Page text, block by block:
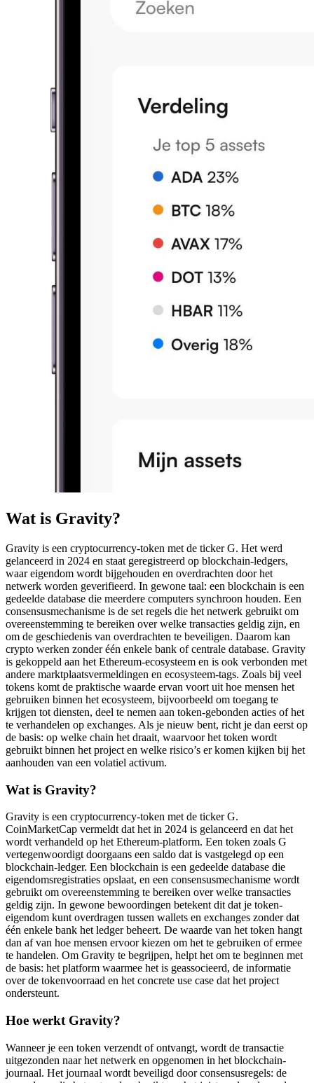
Wat is Gravity?
Gravity is een cryptocurrency-token met de ticker G. Het werd
gelanceerd in 2024 en staat geregistreerd op blockchain-ledgers,
waar eigendom wordt bijgehouden en overdrachten door het
netwerk worden geverifieerd. In gewone taal: een blockchain is een
gedeelde database die meerdere computers synchroon houden. Een
consensusmechanisme is de set regels die het netwerk gebruikt om
overeenstemming te bereiken over welke transacties geldig zijn, en
om de geschiedenis van overdrachten te beveiligen. Daarom kan
crypto werken zonder één enkele bank of centrale database. Gravity
is gekoppeld aan het Ethereum-ecosysteem en is ook verbonden met
andere marktplaatsvermeldingen en ecosysteem-tags. Zoals bij veel
tokens komt de praktische waarde ervan voort uit hoe mensen het
gebruiken binnen het ecosysteem, bijvoorbeeld om toegang te
krijgen tot diensten, deel te nemen aan token-gebonden acties of het
te verhandelen op exchanges. Als je nieuw bent, richt je dan eerst op
de basis: op welke chain het draait, waarvoor het token wordt
gebruikt binnen het project en welke risico’s er komen kijken bij het
aanhouden van een volatiel activum.
Wat is Gravity?
Gravity is een cryptocurrency-token met de ticker G.
CoinMarketCap vermeldt dat het in 2024 is gelanceerd en dat het
wordt verhandeld op het Ethereum-platform. Een token zoals G
vertegenwoordigt doorgaans een saldo dat is vastgelegd op een
blockchain-ledger. Een blockchain is een gedeelde database die
eigendomsregistraties opslaat, en een consensusmechanisme wordt
gebruikt om overeenstemming te bereiken over welke transacties
geldig zijn. In gewone bewoordingen betekent dit dat je token-
eigendom kunt overdragen tussen wallets en exchanges zonder dat
één enkele bank het ledger beheert. De waarde van het token hangt
dan af van hoe mensen ervoor kiezen om het te gebruiken of ermee
te handelen. Om Gravity te begrijpen, helpt het om te beginnen met
de basis: het platform waarmee het is geassocieerd, de informatie
over de tokenvoorraad en het concrete use case dat het project
ondersteunt.
Hoe werkt Gravity?
Wanneer je een token verzendt of ontvangt, wordt de transactie
uitgezonden naar het netwerk en opgenomen in het blockchain-
journaal. Het journaal wordt beveiligd door consensusregels: de